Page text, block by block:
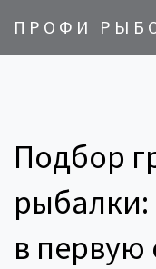
ПРОФИ
Подбор
рыбалки:
в первую